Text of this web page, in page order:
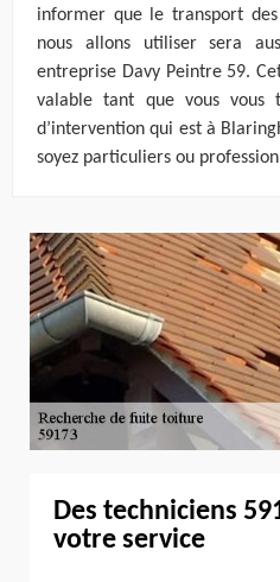
informer que le transport
nous allons utiliser sera
entreprise Davy Peintre 59.
valable tant que vous vous
d’intervention qui est à
soyez particuliers ou
Des techniciens
votre service